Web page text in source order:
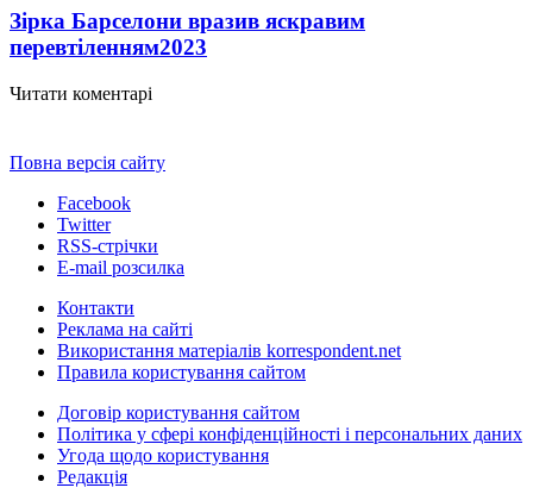
Зірка Барселони вразив яскравим
перевтіленням2023
Читати коментарі
Повна версія сайту
Facebook
Twitter
RSS-стрічки
E-mail розсилка
Контакти
Реклама на сайті
Використання матеріалів korrespondent.net
Правила користування сайтом
Договір користування сайтом
Політика у сфері конфіденційності і персональних даних
Угода щодо користування
Редакція